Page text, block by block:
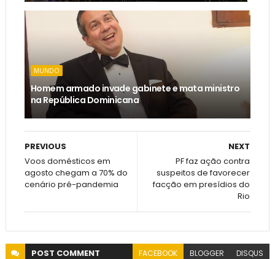
MUNDO
Homem armado invade gabinete e mata ministro
na República Dominicana
NEXT
PF faz ação contra
suspeitos de favorecer
facção em presídios do
Rio
PREVIOUS
Voos domésticos em
agosto chegam a 70% do
cenário pré-pandemia
POST COMMENT FACEBOOK BLOGGER DISQUS